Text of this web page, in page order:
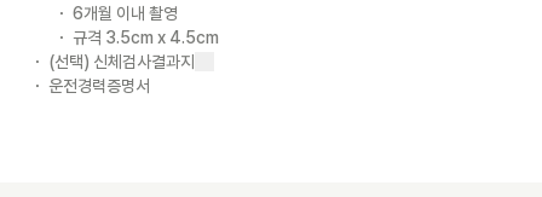
6개월 이내 촬영
규격 3.5cm x 4.5cm
(선택) 신체검사결과지
운전경력증명서